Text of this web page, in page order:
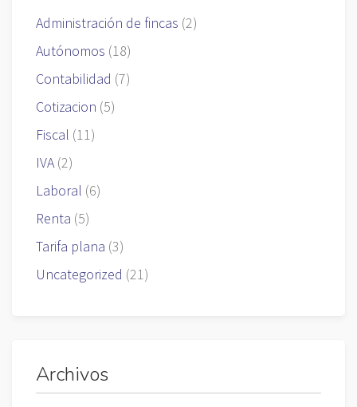
Administración de fincas (2)
Autónomos (18)
Contabilidad (7)
Cotizacion (5)
Fiscal (11)
IVA (2)
Laboral (6)
Renta (5)
Tarifa plana (3)
Uncategorized (21)
Archivos